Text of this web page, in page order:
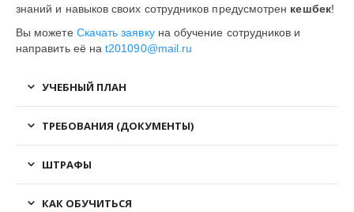
знаний и навыков своих сотрудников предусмотрен кешбек!
Вы можете Скачать заявкуна обучение сотрудников и
направить её наt201090@mail.ru
УЧЕБНЫЙ ПЛАН
ТРЕБОВАНИЯ (ДОКУМЕНТЫ)
ШТРАФЫ
КАК ОБУЧИТЬСЯ